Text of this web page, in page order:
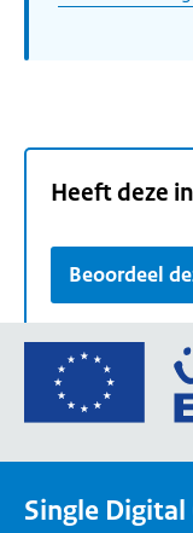
Heeft deze
Beoordeel
Single Digital